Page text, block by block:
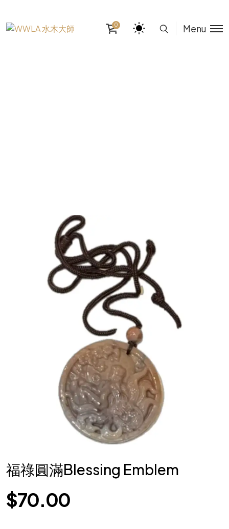
0 Menu
福祿圓滿Blessing Emblem
$70.00